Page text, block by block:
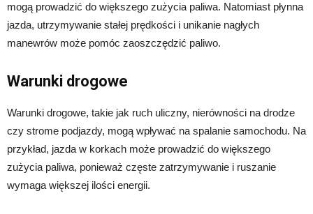
mogą prowadzić do większego zużycia paliwa. Natomiast płynna
jazda, utrzymywanie stałej prędkości i unikanie nagłych
manewrów może pomóc zaoszczędzić paliwo.
Warunki drogowe
Warunki drogowe, takie jak ruch uliczny, nierówności na drodze
czy strome podjazdy, mogą wpływać na spalanie samochodu. Na
przykład, jazda w korkach może prowadzić do większego
zużycia paliwa, ponieważ częste zatrzymywanie i ruszanie
wymaga większej ilości energii.